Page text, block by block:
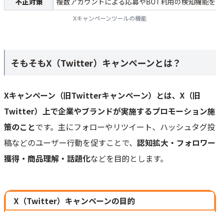
Xキャンペーンツールの機能
そもそもX（Twitter）キャンペーンとは？
Xキャンペーン（旧Twitterキャンペーン）とは、X（旧
Twitter）上で企業やブランドが実施するプロモーション施
策のことです。主にフォローやリツイート、ハッシュタグ投
稿などのユーザー行動を促すことで、 認知拡大・フォロワー
獲得・商品理解・話題化などを目的とします。
X（Twitter）キャンペーンの目的